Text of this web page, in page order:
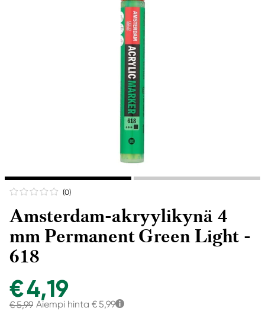
(0)
Amsterdam-akryylikynä 4
mm Permanent Green Light -
618
€ 4,19
€ 5,99 Aiempi hinta € 5,99